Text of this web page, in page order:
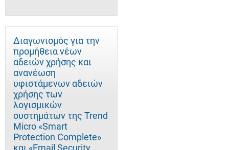
Διαγωνισμός για την
προμήθεια νέων
αδειών χρήσης και
ανανέωση
υφιστάμενων αδειών
χρήσης των
λογισμικών
συστημάτων της Trend
Micro «Smart
Protection Complete»
και «Email Security